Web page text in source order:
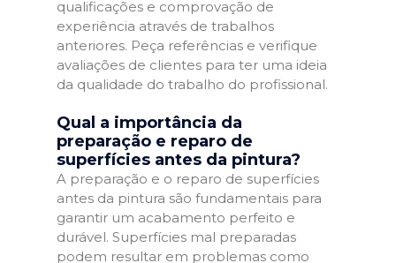
qualificações e comprovação de
experiência através de trabalhos
anteriores. Peça referências e verifique
avaliações de clientes para ter uma ideia
da qualidade do trabalho do profissional.
Qual a importância da
preparação e reparo de
superfícies antes da pintura?
A preparação e o reparo de superfícies
antes da pintura são fundamentais para
garantir um acabamento perfeito e
durável. Superfícies mal preparadas
podem resultar em problemas como